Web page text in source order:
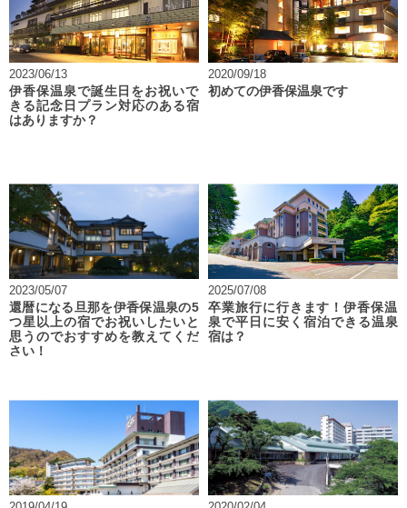
2023/06/13
伊香保温泉で誕生日をお祝いで
きる記念日プラン対応のある宿
はありますか？
2020/09/18
初めての伊香保温泉です
2023/05/07
還暦になる旦那を伊香保温泉の5
つ星以上の宿でお祝いしたいと
思うのでおすすめを教えてくだ
さい！
2025/07/08
卒業旅行に行きます！伊香保温
泉で平日に安く宿泊できる温泉
宿は？